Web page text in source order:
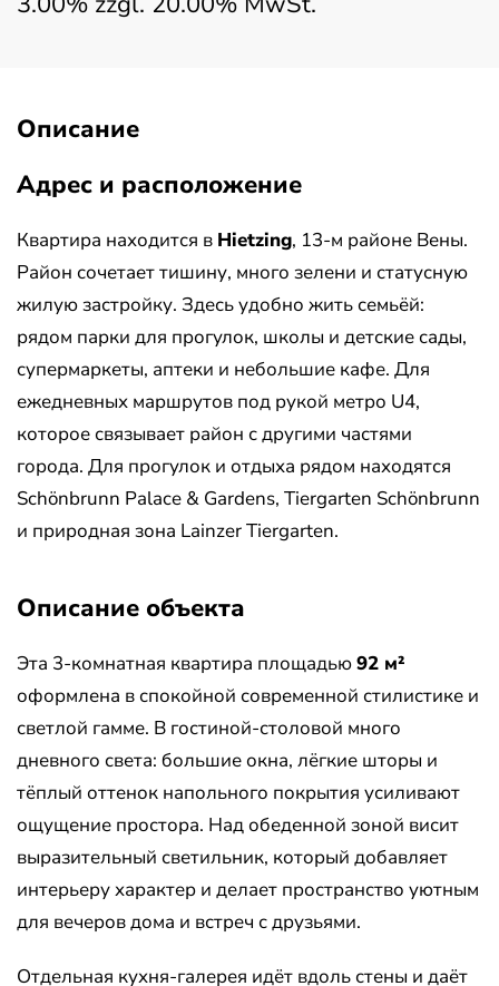
Описание
Адрес и расположение
Квартира находится в Hietzing, 13-м районе Вены.
Район сочетает тишину, много зелени и статусную
жилую застройку. Здесь удобно жить семьёй:
рядом парки для прогулок, школы и детские сады,
супермаркеты, аптеки и небольшие кафе. Для
ежедневных маршрутов под рукой метро U4,
которое связывает район с другими частями
города. Для прогулок и отдыха рядом находятся
Schönbrunn Palace & Gardens, Tiergarten Schönbrunn
и природная зона Lainzer Tiergarten.
Описание объекта
Эта 3-комнатная квартира площадью92 м²
оформлена в спокойной современной стилистике и
светлой гамме. В гостиной-столовой много
дневного света: большие окна, лёгкие шторы и
тёплый оттенок напольного покрытия усиливают
ощущение простора. Над обеденной зоной висит
выразительный светильник, который добавляет
интерьеру характер и делает пространство уютным
для вечеров дома и встреч с друзьями.
Отдельная кухня-галерея идёт вдоль стены и даёт